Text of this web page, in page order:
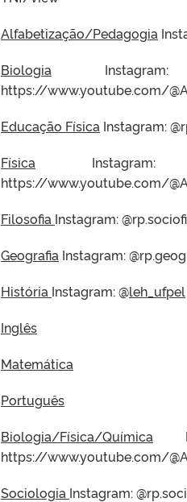
Alfabetização/Pedagogia
Biologia Instagram:
https://www.youtube.com/
Educação Física Instagram:
Física Instagram:
https://www.youtube.com/
Filosofia Instagram:
Geografia Instagram:
História Instagram: @leh_ufpel
Inglês
Matemática
Português
Biologia/Física/Química
https://www.youtube.com/
Sociologia Instagram: